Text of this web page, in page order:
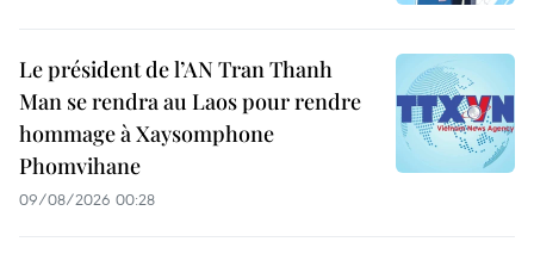
Le président de l’AN Tran Thanh
Man se rendra au Laos pour rendre
hommage à Xaysomphone
Phomvihane
09/08/2026 00:28